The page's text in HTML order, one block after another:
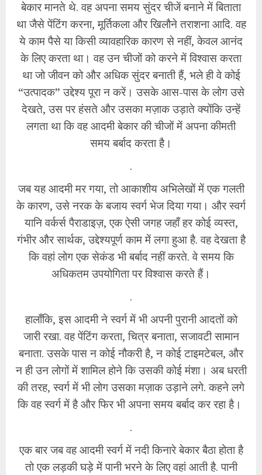
बेकार मानते थे. वह अपना समय सुंदर चीजें बनाने में बिताता
था जैसे पेंटिंग करना, मूर्तिकला और खिलौने तराशना आदि. वह
ये काम पैसे या किसी व्यावहारिक कारण से नहीं, केवल आनंद
के लिए करता था। वह उन चीजों को करने में विश्वास करता
था जो जीवन को और अधिक सुंदर बनाती हैं, भले ही वे कोई
“उत्पादक” उद्देश्य पूरा न करें। उसके आस-पास के लोग उसे
देखते, उस पर हंसते और उसका मज़ाक उड़ाते क्योंकि उन्हें
लगता था कि वह आदमी बेकार की चीजों में अपना कीमती
समय बर्बाद करता है।
.
जब यह आदमी मर गया, तो आकाशीय अभिलेखों में एक गलती
के कारण, उसे नरक के बजाय स्वर्ग भेज दिया गया। और स्वर्ग
यानि वर्कर्स पैराडाइज़, एक ऐसी जगह जहाँ हर कोई व्यस्त,
गंभीर और सार्थक, उद्देश्यपूर्ण काम में लगा हुआ है. वह देखता है
कि वहां लोग एक सेकंड भी बर्बाद नहीं करते. वे समय कि
अधिकतम उपयोगिता पर विश्वास करते हैं।
.
हालाँकि, इस आदमी ने स्वर्ग में भी अपनी पुरानी आदतों को
जारी रखा. वह पेंटिंग करता, चित्र बनाता, सजावटी सामान
बनाता. उसके पास न कोई नौकरी है, न कोई टाइमटेबल, और
न ही उन लोगों में शामिल होने कि उसकी कोई मंशा। अब धरती
की तरह, स्वर्ग में भी लोग उसका मज़ाक उड़ाने लगे. कहने लगे
कि वह स्वर्ग में है और फिर भी अपना समय बर्बाद कर रहा है।
.
एक बार जब वह आदमी स्वर्ग में नदी किनारे बेकार बैठा होता है
तो एक लड़की घड़े में पानी भरने के लिए वहां आती है. पानी